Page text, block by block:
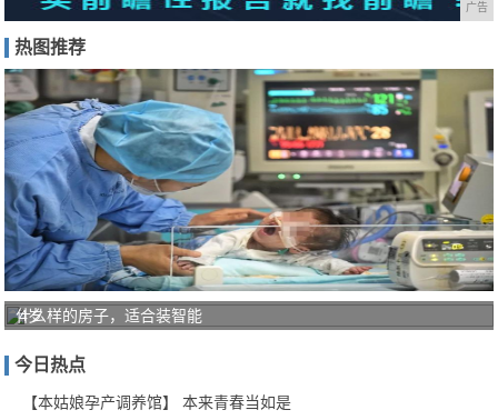
广告
热图推荐
4岁
不幸
高坠
什么样的房子，适合装智能
今日热点
【本姑娘孕产调养馆】 本来青春当如是